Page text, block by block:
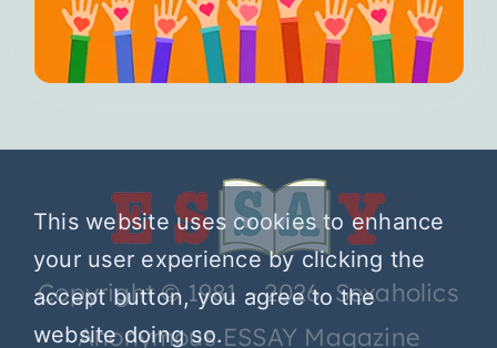
Copyright © 1981 – 2026 Sexaholics
Anonymous ESSAY Magazine
This website uses cookies to enhance
your user experience by clicking the
accept button, you agree to the
website doing so.